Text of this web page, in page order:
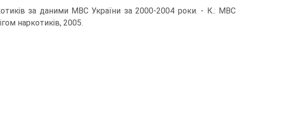
за даними МВС України за 2000-2004 роки. - К.: МВС
наркотиків, 2005.